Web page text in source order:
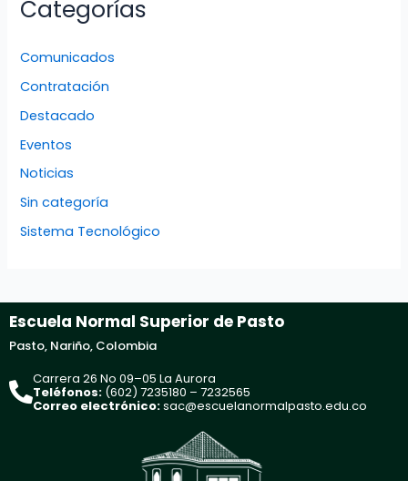
Categorías
Comunicados
Contratación
Destacado
Eventos
Noticias
Sin categoría
Sistema Tecnológico
Escuela Normal Superior de Pasto
Pasto, Nariño, Colombia
Carrera 26 No 09–05 La Aurora
Teléfonos: (602) 7235180 – 7232565
Correo electrónico:sac@escuelanormalpasto.edu.co